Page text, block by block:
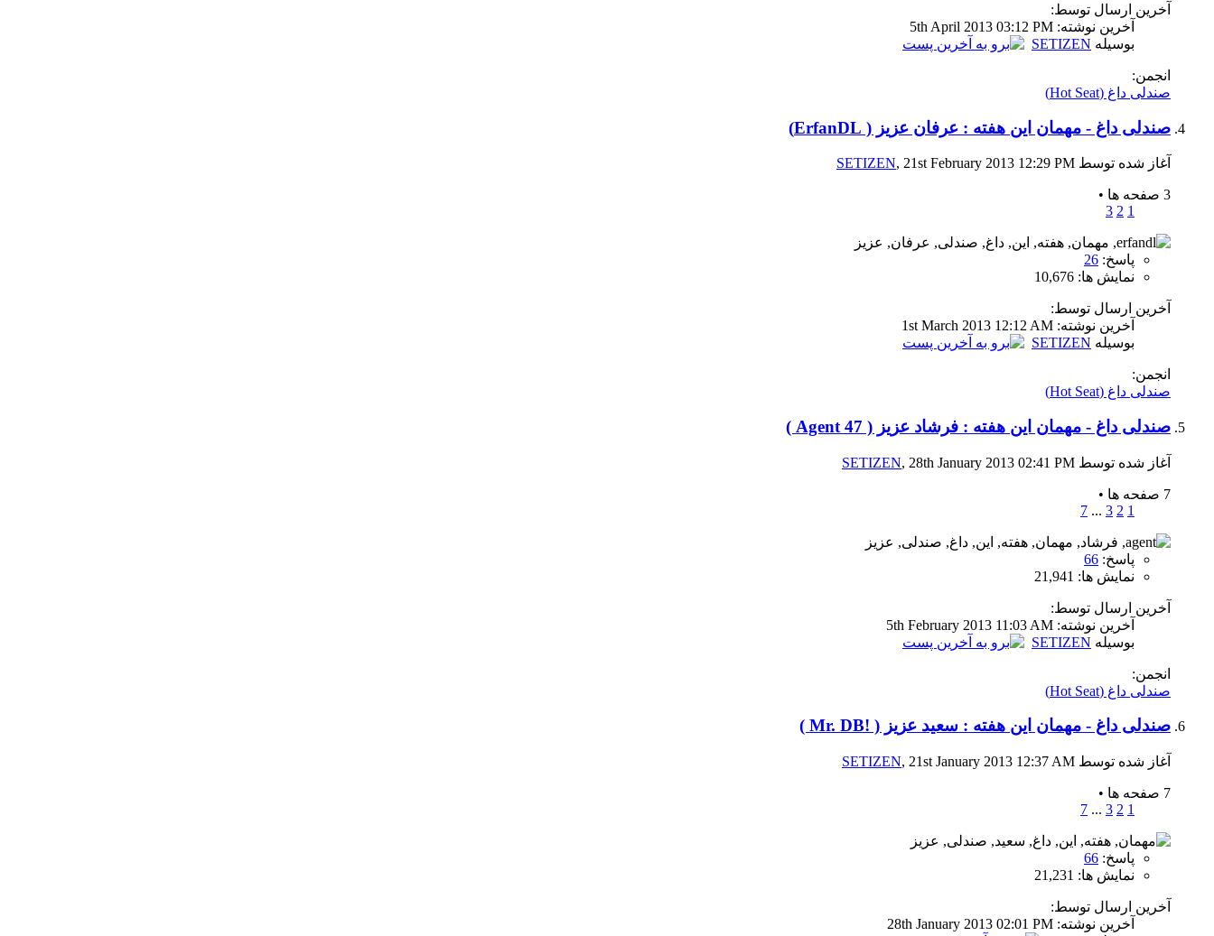
آخرین ارسال توسط:
آخرين نوشته: 5th April 2013 03:12 PM
بوسیله SETIZEN
انجمن:
صندلی داغ (Hot Seat)
صندلی داغ - مهمان این هفته : عرفان عزیز ( ErfanDL)
آغاز شده توسط SETIZEN, 21st February 2013 12:29 PM
3 صفحه ها
•
1
2
3
پاسخ: 26
نمایش ها: 10,676
آخرین ارسال توسط:
آخرين نوشته: 1st March 2013 12:12 AM
بوسیله SETIZEN
انجمن:
صندلی داغ (Hot Seat)
صندلی داغ - مهمان این هفته : فرشاد عزیز ( Agent 47 )
آغاز شده توسط SETIZEN, 28th January 2013 02:41 PM
7 صفحه ها
•
1
2
3
...
7
پاسخ: 66
نمایش ها: 21,941
آخرین ارسال توسط:
آخرين نوشته: 5th February 2013 11:03 AM
بوسیله SETIZEN
انجمن:
صندلی داغ (Hot Seat)
صندلی داغ - مهمان این هفته : سعید عزیز ( !Mr. DB )
آغاز شده توسط SETIZEN, 21st January 2013 12:37 AM
7 صفحه ها
•
1
2
3
...
7
پاسخ: 66
نمایش ها: 21,231
آخرین ارسال توسط:
آخرين نوشته: 28th January 2013 02:01 PM